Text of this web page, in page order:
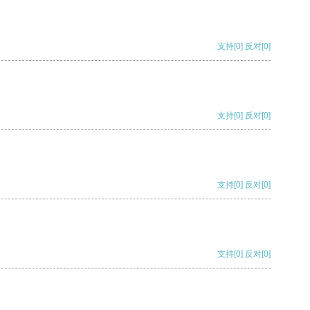
支持[0] 反对[0]
支持[0] 反对[0]
支持[0] 反对[0]
支持[0] 反对[0]